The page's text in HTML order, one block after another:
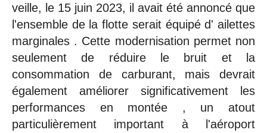
veille, le 15 juin 2023, il avait été annoncé que
l'ensemble de la flotte serait équipé d' ailettes
marginales . Cette modernisation permet non
seulement de réduire le bruit et la
consommation de carburant, mais devrait
également améliorer significativement les
performances en montée , un atout
particulièrement important à l'aéroport